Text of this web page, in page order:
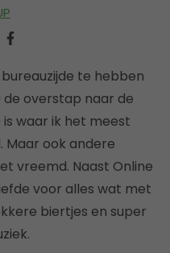
te hebben
overstap naar de
is waar ik het meest
Maar ook andere
vreemd. Naast Online
voor alles wat met
biertjes en super